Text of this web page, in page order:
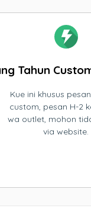
Tahun
Kue ini khusus
custom, pesan H-2
wa outlet, mohon
via website.